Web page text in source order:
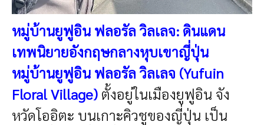
หมู่บ้านยูฟูอิน ฟลอรัล วิลเลจ: ดินแดน
เทพนิยายอังกฤษกลางหุบเขาญี่ปุ่น
หมู่บ้านยูฟูอิน ฟลอรัล วิลเลจ (Yufuin
Floral Village) ตั้งอยู่ในเมืองยูฟูอิน จัง
หวัดโออิตะ บนเกาะคิวชูของญี่ปุ่น เป็น